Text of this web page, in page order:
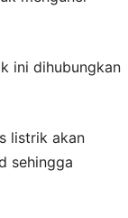
ini dihubungkan
listrik akan
sehingga